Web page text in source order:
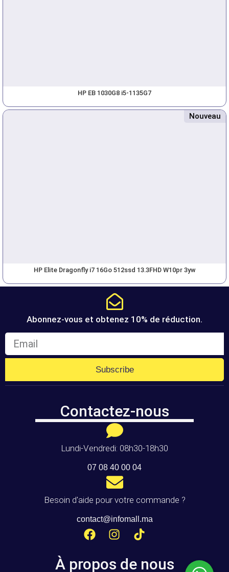
HP EB 1030G8 i5-1135G7
Nouveau
HP Elite Dragonfly i7 16Go 512ssd 13.3FHD W10pr 3yw
Abonnez-vous et obtenez 10% de réduction.
Subscribe
Contactez-nous
Lundi-Vendredi: 08h30-18h30
07 08 40 00 04
Besoin d'aide pour votre commande ?
contact@infomall.ma
À propos de nous